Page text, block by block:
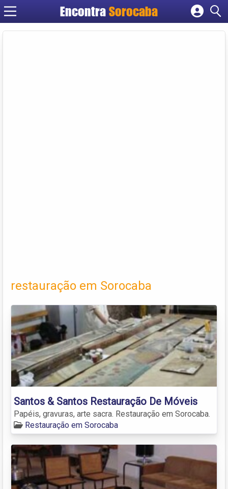
EncontraSorocaba
Cadastrar empresa
restauração em Sorocaba
Santos & Santos Restauração De Móveis
Papéis, gravuras, arte sacra. Restauração em Sorocaba.
Restauração em Sorocaba